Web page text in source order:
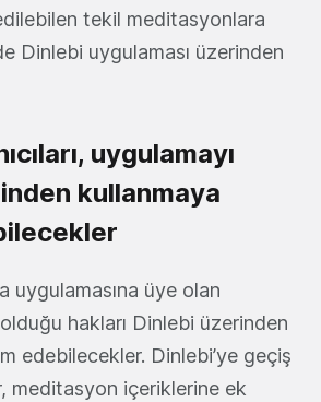
tekil meditasyonlara
Dinlebi uygulaması üzerinden
uygulamayı
kullanmaya
uygulamasına üye olan
olduğu hakları Dinlebi üzerinden
edebilecekler. Dinlebi’ye geçiş
meditasyon içeriklerine ek